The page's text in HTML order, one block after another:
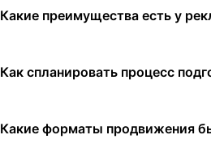
Какие преимущества есть у
Как спланировать процесс
Какие форматы продвижения